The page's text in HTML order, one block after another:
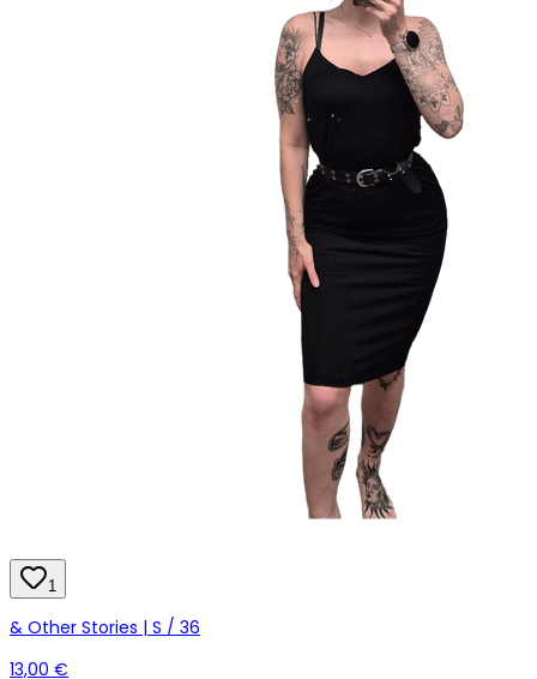
1
& Other Stories | S / 36
13,00 €